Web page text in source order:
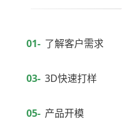
01- 了解客户需求
03- 3D快速打样
05- 产品开模